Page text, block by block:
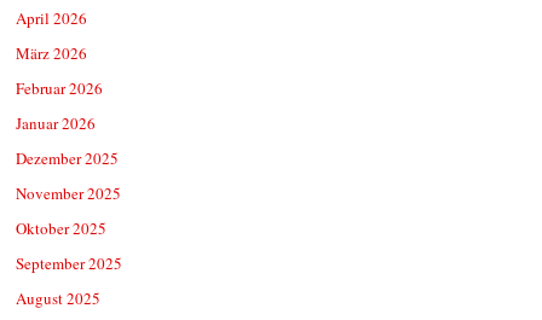
April 2026
März 2026
Februar 2026
Januar 2026
Dezember 2025
November 2025
Oktober 2025
September 2025
August 2025